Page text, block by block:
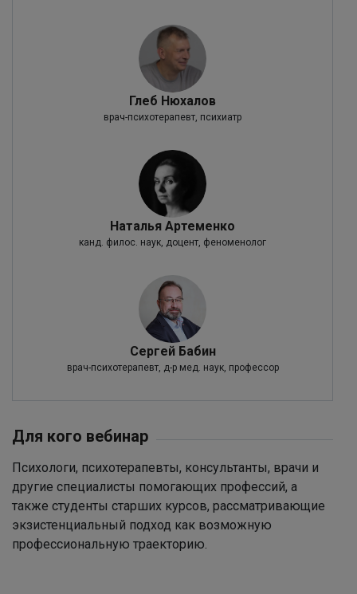
Глеб Нюхалов
врач-психотерапевт, психиатр
Наталья Артеменко
канд. филос. наук, доцент, феноменолог
Сергей Бабин
врач-психотерапевт, д-р мед. наук, профессор
Для кого вебинар
Психологи, психотерапевты, консультанты, врачи и
другие специалисты помогающих профессий, а
также студенты старших курсов, рассматривающие
экзистенциальный подход как возможную
профессиональную траекторию.